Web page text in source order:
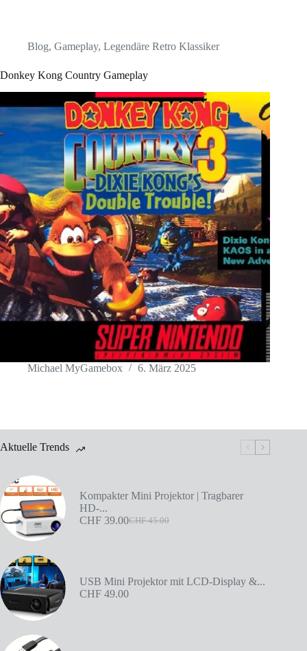
Blog, Gameplay, Legendäre Retro Klassiker
Donkey Kong Country Gameplay
Michael MyGamebox 6. März 2025
Aktuelle Trends
Kompakter Mini Projektor | Tragbarer
HD-...
CHF45.00
CHF 39.00
USB Mini Projektor mit LCD-Display &...
CHF 49.00